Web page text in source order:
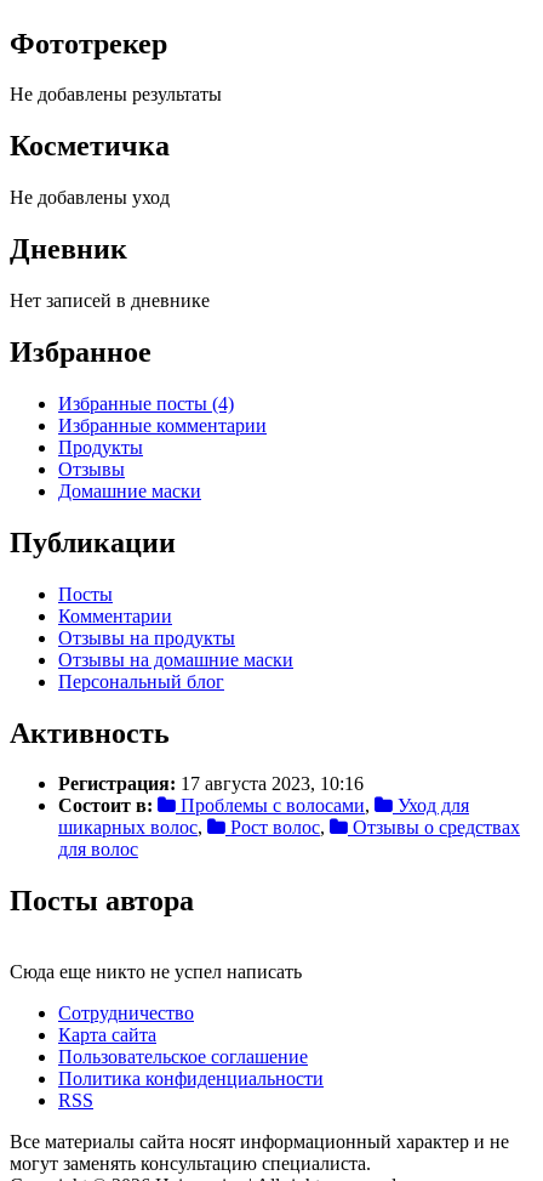
Фототрекер
Не добавлены результаты
Косметичка
Не добавлены уход
Дневник
Нет записей в дневнике
Избранное
Избранные посты (4)
Избранные комментарии
Продукты
Отзывы
Домашние маски
Публикации
Посты
Комментарии
Отзывы на продукты
Отзывы на домашние маски
Персональный блог
Активность
Регистрация: 17 августа 2023, 10:16
Состоит в:
Проблемы с волосами,
Уход для
шикарных волос, Рост волос,
Отзывы о средствах
для волос
Посты автора
Сюда еще никто не успел написать
Сотрудничество
Карта сайта
Пользовательское соглашение
Политика конфиденциальности
RSS
Все материалы сайта носят информационный характер и не
могут заменять консультацию специалиста.